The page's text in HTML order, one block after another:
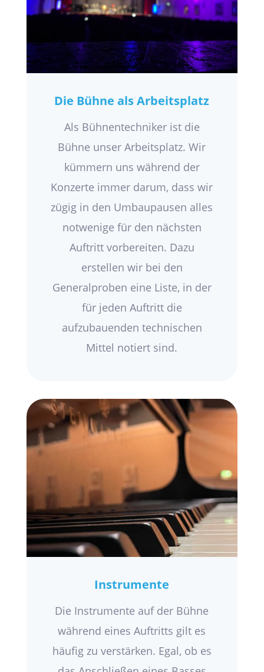
Die Bühne als Arbeitsplatz
Als Bühnentechniker ist die
Bühne unser Arbeitsplatz. Wir
kümmern uns während der
Konzerte immer darum, dass wir
zügig in den Umbaupausen alles
notwenige für den nächsten
Auftritt vorbereiten. Dazu
erstellen wir bei den
Generalproben eine Liste, in der
für jeden Auftritt die
aufzubauenden technischen
Mittel notiert sind.
Instrumente
Die Instrumente auf der Bühne
während eines Auftritts gilt es
häufig zu verstärken. Egal, ob es